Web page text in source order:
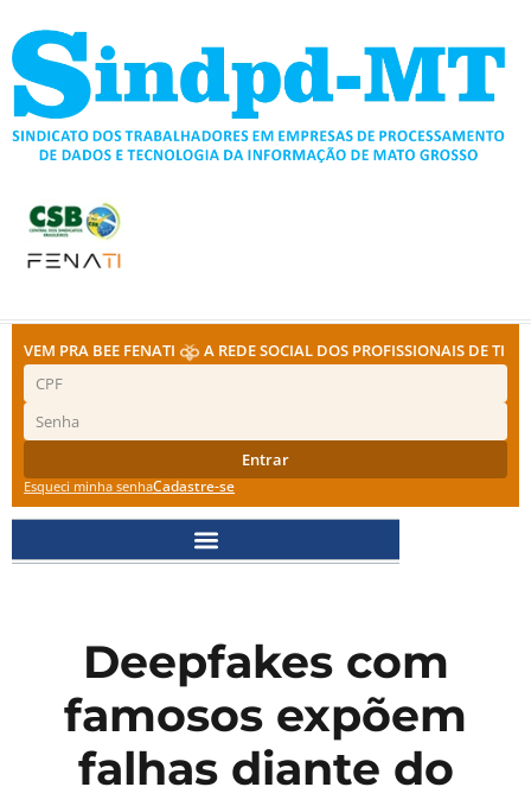
para
conteúdo
VEM PRA BEE FENATI A REDE SOCIAL DOS PROFISSIONAIS DE TI
Entrar
Esqueci minha senhaCadastre-se
Deepfakes com
famosos expõem
falhas diante do